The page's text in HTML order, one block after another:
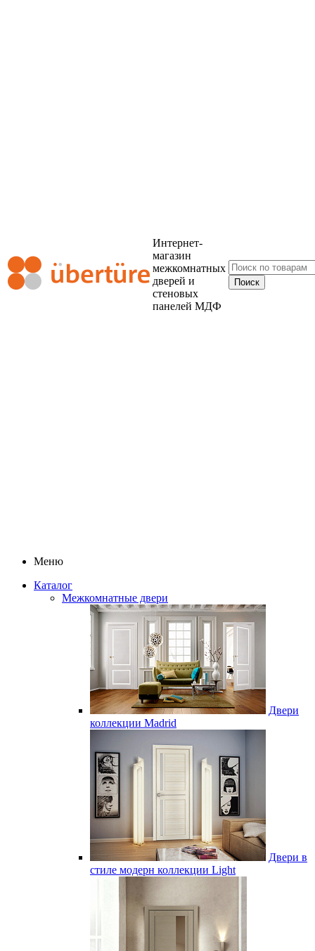
Интернет-
магазин
межкомнатных
дверей и
стеновых
панелей МДФ
Меню
Каталог
Межкомнатные двери
Двери
коллекции Madrid
Двери в
стиле модерн коллекции Light